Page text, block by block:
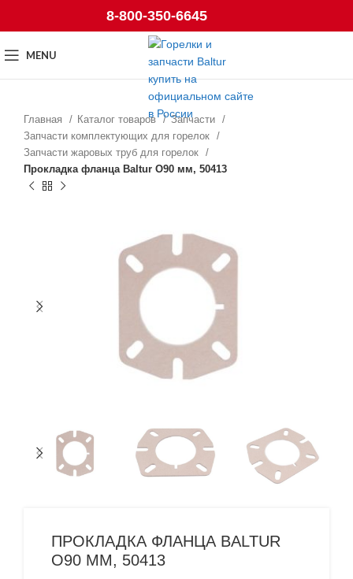
8-800-350-6645
MENU
Главная Каталог товаров
Запчасти
Запчасти комплектующих для горелок
Запчасти жаровых труб для горелок
Прокладка фланца Baltur O90 мм, 50413
ПРОКЛАДКА ФЛАНЦА BALTUR
O90 ММ, 50413